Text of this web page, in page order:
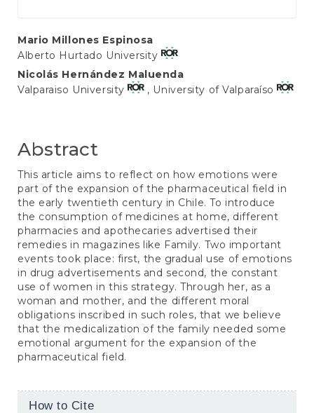
Main
Article
Content
Mario Millones Espinosa
Alberto Hurtado University
Nicolás Hernández Maluenda
Valparaiso University
, University of Valparaíso
Abstract
This article aims to reflect on how emotions were
part of the expansion of the pharmaceutical field in
the early twentieth century in Chile. To introduce
the consumption of medicines at home, different
pharmacies and apothecaries advertised their
remedies in magazines like Family. Two important
events took place: first, the gradual use of emotions
in drug advertisements and second, the constant
use of women in this strategy. Through her, as a
woman and mother, and the different moral
obligations inscribed in such roles, that we believe
that the medicalization of the family needed some
emotional argument for the expansion of the
pharmaceutical field.
Article
How to Cite